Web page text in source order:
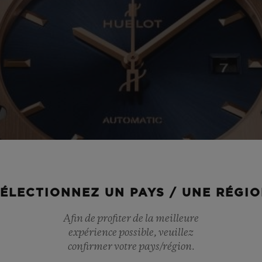
UN PAYS / UNE
Afin de profiter de la meilleure
expérience possible, veuillez
confirmer votre pays/région.